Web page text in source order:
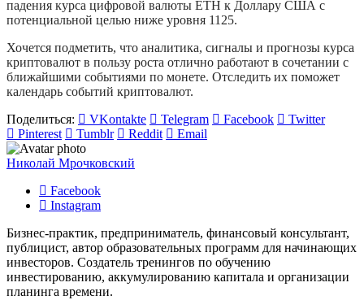
падения курса цифровой валюты ETH к Доллару США с
потенциальной целью ниже уровня 1125.
Хочется подметить, что аналитика, сигналы и прогнозы курса
криптовалют в пользу роста отлично работают в сочетании с
ближайшими событиями по монете. Отследить их поможет
календарь событий криптовалют.
Поделиться:
VKontakte Telegram Facebook
Twitter
Pinterest
Tumblr Reddit Email
Николай Мрочковский
Facebook
Instagram
Бизнес-практик, предприниматель, финансовый консультант,
публицист, автор образовательных программ для начинающих
инвесторов. Создатель тренингов по обучению
инвестированию, аккумулированию капитала и организации
планинга времени.